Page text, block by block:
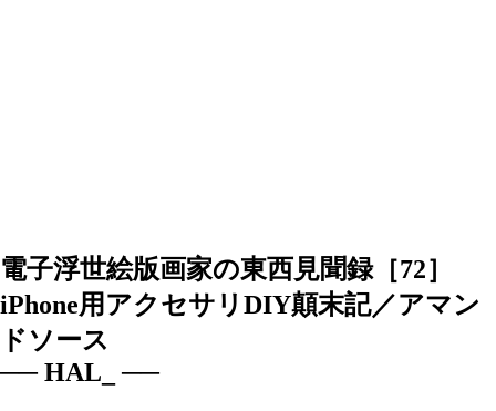
電子浮世絵版画家の東西見聞録［72］
iPhone用アクセサリDIY顛末記／アマン
ドソース
── HAL_ ──